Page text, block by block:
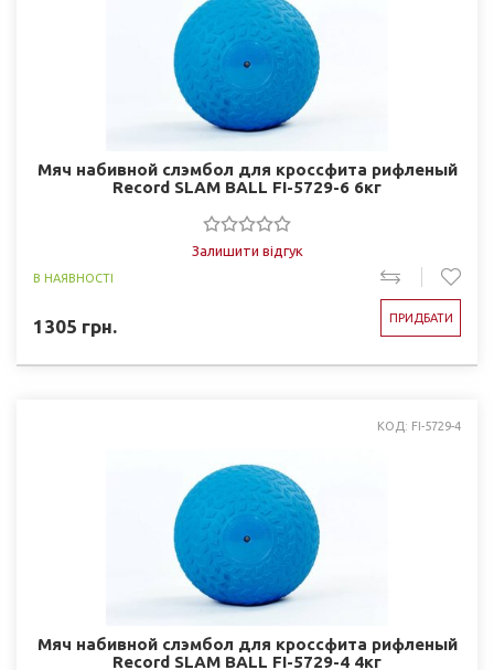
Мяч набивной слэмбол для кроссфита рифленый
Record SLAM BALL FI-5729-6 6кг
Залишити відгук
В НАЯВНОСТІ
1305 грн. ПРИДБАТИ
КОД: FI-5729-4
Мяч набивной слэмбол для кроссфита рифленый
Record SLAM BALL FI-5729-4 4кг